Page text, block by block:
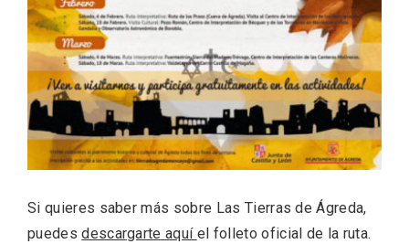
Si quieres saber más sobre Las Tierras de Ágreda,
puedesdescargarte aquí el folleto oficial de la ruta.